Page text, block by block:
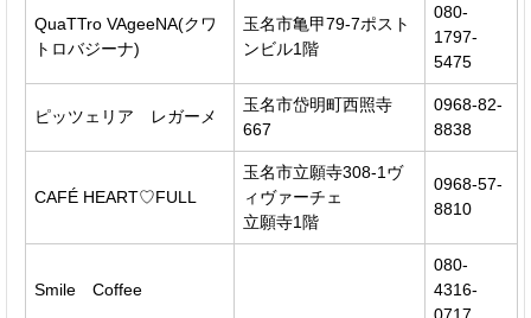
QuaTTro VAgeeNA(クワ
トロバジーナ)
玉名市亀甲79-7ポスト
ンビル1階
080-
1797-
5475
ピッツェリア レガーメ
玉名市岱明町西照寺
667
0968-82-
8838
CAFÉ HEART♡FULL
玉名市立願寺308-1ヴ
ィヴァーチェ
立願寺1階
0968-57-
8810
Smile Coffee
080-
4316-